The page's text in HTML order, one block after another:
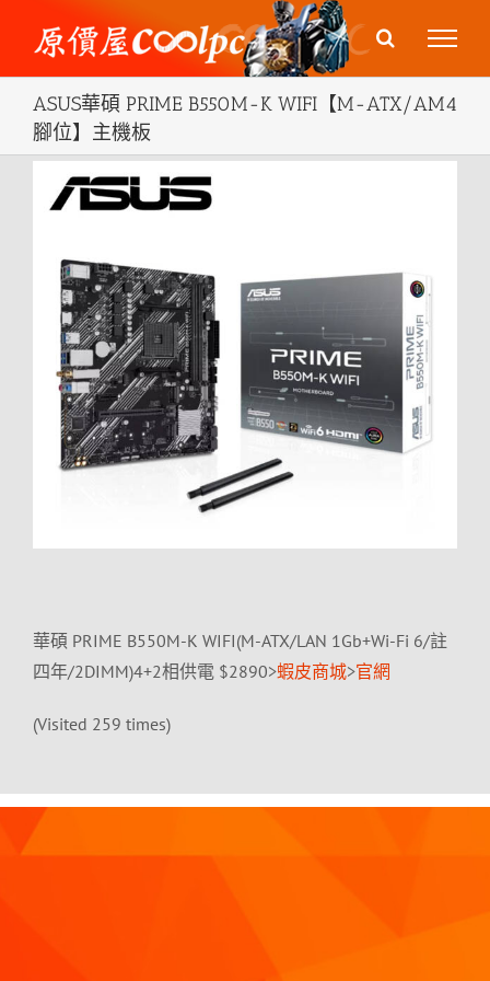
content
ASUS華碩 PRIME B550M-K WIFI【M-ATX/AM4
腳位】主機板
View
Larger
華碩 PRIME B550M-K WIFI(M-ATX/LAN 1Gb+Wi-Fi 6/註
四年/2DIMM)4+2相供電 $2890>蝦皮商城>官網
(Visited 259 times)